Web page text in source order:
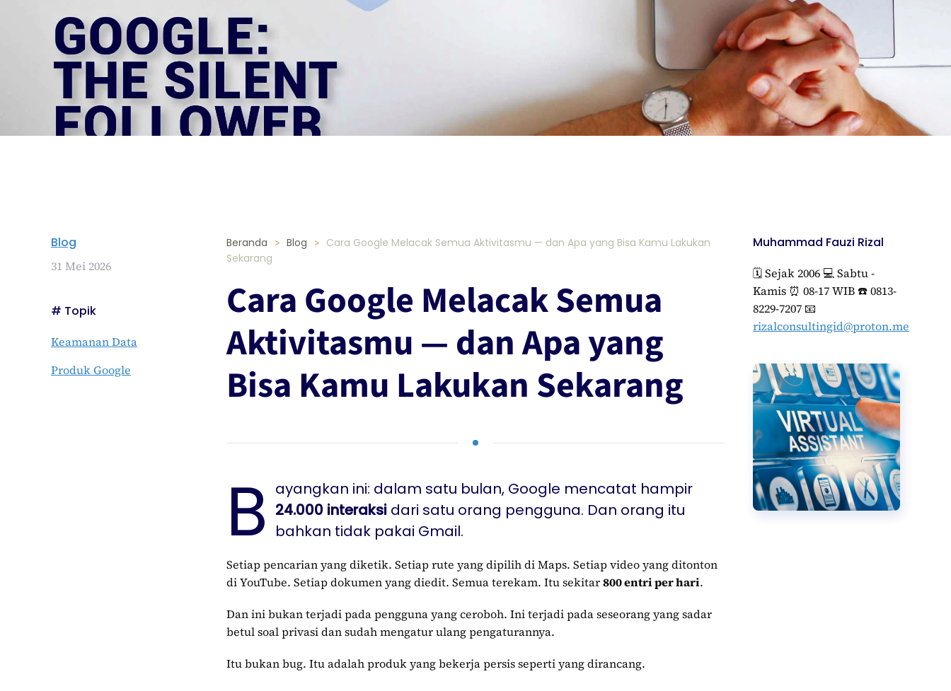
Blog
31 Mei 2026
# Topik
Keamanan Data
Produk Google
Beranda Blog
Cara Google Melacak Semua Aktivitasmu — dan Apa yang Bisa Kamu Lakukan
Sekarang
Cara Google Melacak Semua
Aktivitasmu — dan Apa yang
Bisa Kamu Lakukan Sekarang
B ayangkan ini: dalam satu bulan, Google mencatat hampir
24.000 interaksi dari satu orang pengguna. Dan orang itu
bahkan tidak pakai Gmail.
Setiap pencarian yang diketik. Setiap rute yang dipilih di Maps. Setiap video yang ditonton
di YouTube. Setiap dokumen yang diedit. Semua terekam. Itu sekitar800 entri per hari.
Dan ini bukan terjadi pada pengguna yang ceroboh. Ini terjadi pada seseorang yang sadar
betul soal privasi dan sudah mengatur ulang pengaturannya.
Itu bukan bug. Itu adalah produk yang bekerja persis seperti yang dirancang.
Muhammad Fauzi Rizal
🗓️ Sejak 2006 💻 Sabtu -
Kamis ⏰ 08-17 WIB ☎️ 0813-
8229-7207 📧
rizalconsultingid@proton.me